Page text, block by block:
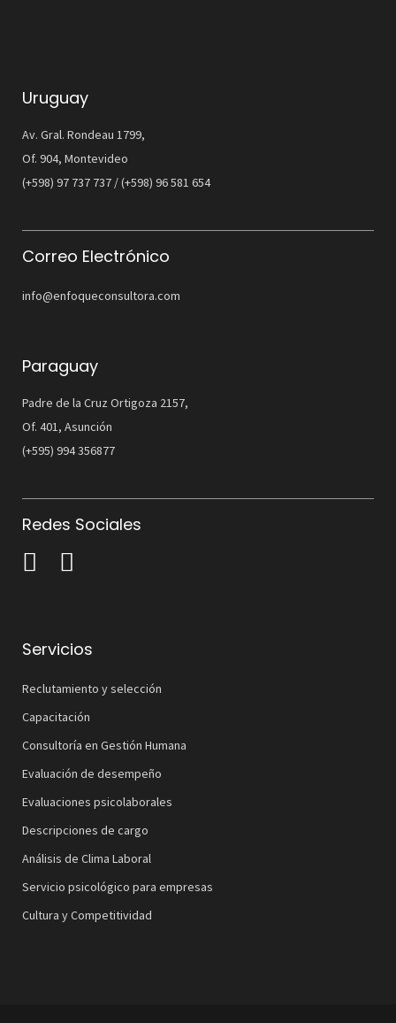
Uruguay
Av. Gral. Rondeau 1799,
Of. 904, Montevideo
(+598) 97 737 737 / (+598) 96 581 654
Correo Electrónico
info@enfoqueconsultora.com
Paraguay
Padre de la Cruz Ortigoza 2157,
Of. 401, Asunción
(+595) 994 356877
Redes Sociales
Servicios
Reclutamiento y selección
Capacitación
Consultoría en Gestión Humana
Evaluación de desempeño
Evaluaciones psicolaborales
Descripciones de cargo
Análisis de Clima Laboral
Servicio psicológico para empresas
Cultura y Competitividad